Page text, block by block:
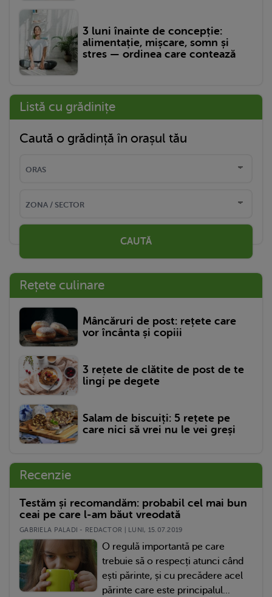
3 luni înainte de concepție:
alimentație, mișcare, somn și
stres — ordinea care contează
Listă cu grădinițe
Caută o grădință în orașul tău
CAUTĂ
Rețete culinare
Mâncăruri de post: rețete care
vor încânta și copiii
3 rețete de clătite de post de te
lingi pe degete
Salam de biscuiți: 5 rețete pe
care nici să vrei nu le vei greși
Recenzie
Testăm și recomandăm: probabil cel mai bun
ceai pe care l-am băut vreodată
GABRIELA PALADI - REDACTOR | LUNI, 15.07.2019
O regulă importantă pe care
trebuie să o respecți atunci când
ești părinte, și cu precădere acel
părinte care este principalul...